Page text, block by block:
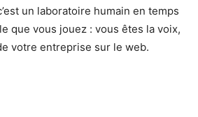
un laboratoire humain en temps
que vous jouez : vous êtes la voix,
votre entreprise sur le web.